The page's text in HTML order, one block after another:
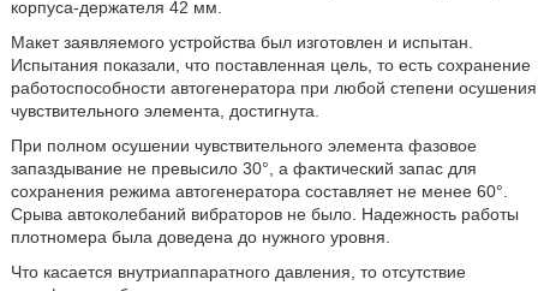
корпуса-держателя 42 мм.
Макет заявляемого устройства был изготовлен и испытан.
Испытания показали, что поставленная цель, то есть сохранение
работоспособности автогенератора при любой степени осушения
чувствительного элемента, достигнута.
При полном осушении чувствительного элемента фазовое
запаздывание не превысило 30°, а фактический запас для
сохранения режима автогенератора составляет не менее 60°.
Срыва автоколебаний вибраторов не было. Надежность работы
плотномера была доведена до нужного уровня.
Что касается внутриаппаратного давления, то отсутствие